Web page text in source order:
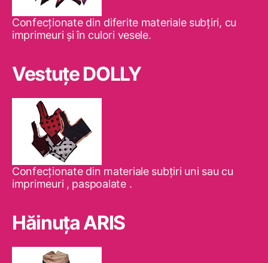
Confecţionate din diferite materiale subţiri, cu
imprimeuri şi în culori vesele.
Vestuţe DOLLY
Confecţionate din materiale subţiri uni sau cu
imprimeuri , paspoalate .
Hăinuţa ARIS